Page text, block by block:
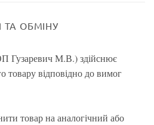
ОБМІНУ
Гузаревич М.В.) здійснює
товару відповідно до вимог
товар на аналогічний або